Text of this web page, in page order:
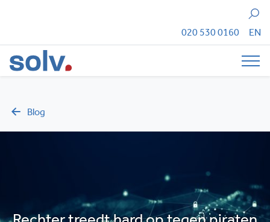
Zoeken
020 530 0160 EN
Blog